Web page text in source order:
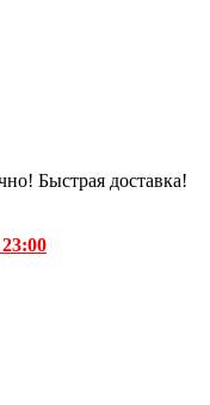
Быстрая доставка!